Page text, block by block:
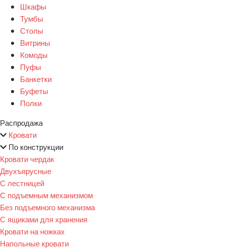
Шкафы
Тумбы
Столы
Витрины
Комоды
Пуфы
Банкетки
Буфеты
Полки
Распродажа
Кровати
По конструкции
Кровати чердак
Двухъярусные
С лестницей
С подъемным механизмом
Без подъемного механизма
С ящиками для хранения
Кровати на ножках
Напольные кровати